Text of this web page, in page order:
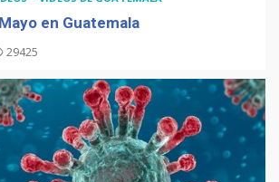
en Guatemala
29425